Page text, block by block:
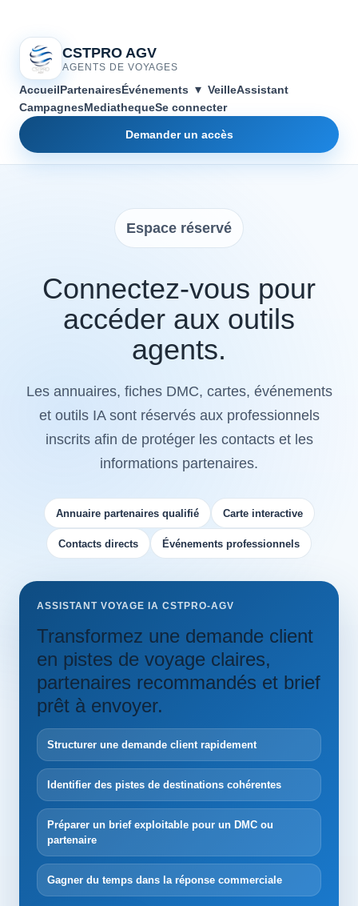
CSTPRO AGV
AGENTS DE VOYAGES
AccueilPartenairesÉvénements ▾ VeilleAssistant
CampagnesMediathequeSe connecter
Demander un accès
Espace réservé
Connectez-vous pour
accéder aux outils
agents.
Les annuaires, fiches DMC, cartes, événements
et outils IA sont réservés aux professionnels
inscrits afin de protéger les contacts et les
informations partenaires.
Annuaire partenaires qualifié Carte interactive
Contacts directs Événements professionnels
ASSISTANT VOYAGE IA CSTPRO-AGV
Transformez une demande client
en pistes de voyage claires,
partenaires recommandés et brief
prêt à envoyer.
Structurer une demande client rapidement
Identifier des pistes de destinations cohérentes
Préparer un brief exploitable pour un DMC ou
partenaire
Gagner du temps dans la réponse commerciale